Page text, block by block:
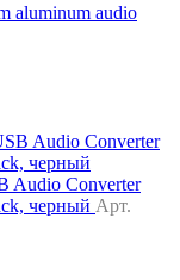
aluminum audio
Audio Converter
черный Арт.